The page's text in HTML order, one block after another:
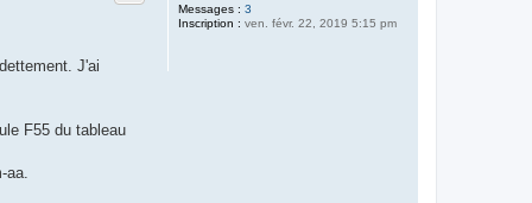
Messages : 3
Inscription : ven. févr. 22, 2019 5:15 pm
J'ai
F55 du tableau